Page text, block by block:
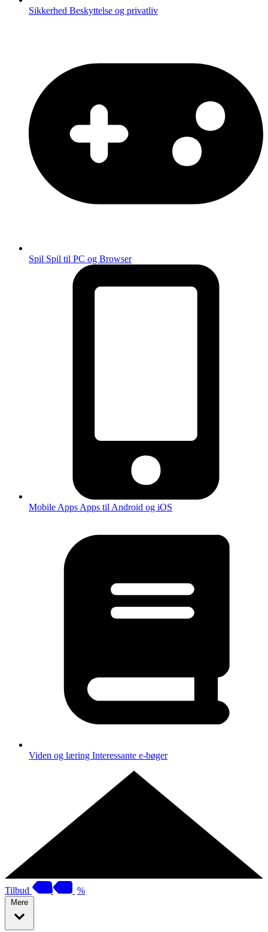
Sikkerhed Beskyttelse og privatliv
Spil Spil til PC og Browser
Mobile Apps Apps til Android og iOS
Viden og læring Interessante e-bøger
Tilbud %
Mere